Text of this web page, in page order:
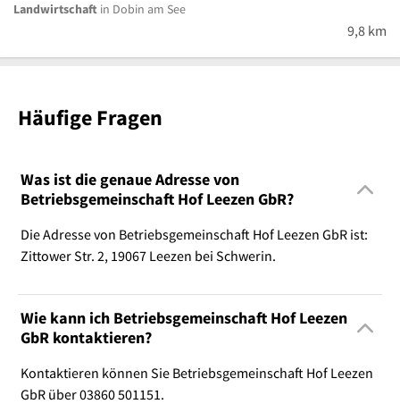
Landwirtschaft in Dobin am See
9,8 km
Häufige Fragen
Was ist die genaue Adresse von
Betriebsgemeinschaft Hof Leezen GbR?
Die Adresse von Betriebsgemeinschaft Hof Leezen GbR ist:
Zittower Str. 2, 19067 Leezen bei Schwerin.
Wie kann ich Betriebsgemeinschaft Hof Leezen
GbR kontaktieren?
Kontaktieren können Sie Betriebsgemeinschaft Hof Leezen
GbR über 03860 501151.